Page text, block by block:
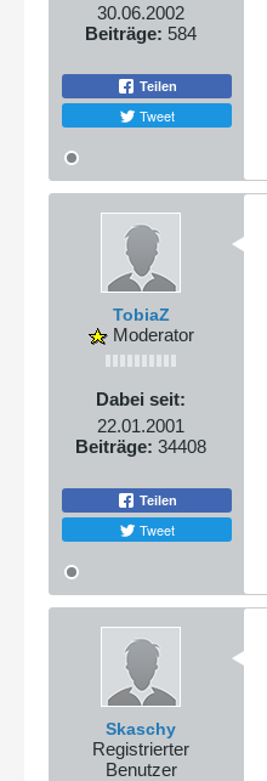
30.06.2002
Beiträge: 584
Teilen
Tweet
TobiaZ
Moderator
Dabei seit:
22.01.2001
Beiträge: 34408
Teilen
Tweet
Skaschy
Registrierter
Benutzer